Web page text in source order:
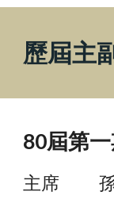
歷屆主
80屆第
主席